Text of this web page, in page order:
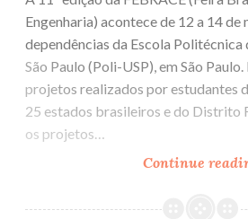
Engenharia) acontece de 12 a 14 de
dependências da Escola Politécnica
São Paulo (Poli-USP), em São
projetos realizados por estudantes
25 estados brasileiros e do Distrito
os projetos…
Continue